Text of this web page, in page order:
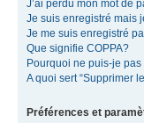
J’ai perdu mon mot de
Je suis enregistré mais
Je me suis enregistré
Que signifie COPPA?
Pourquoi ne puis-je pas
A quoi sert “Supprimer
Préférences et